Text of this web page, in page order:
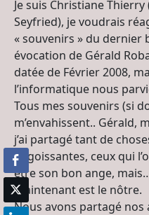
Je suis Christiane
Seyfried), je voudrais
« souvenirs » du dernier
évocation de Gérald
datée de Février 2008,
l’informatique nous
Tous mes souvenirs (si
m’envahissent.. Gérald,
j’ai partagé tant de
angoissantes, ceux qui
être son bon ange,
maintenant est le nôtre.
Nous avons partagé nos